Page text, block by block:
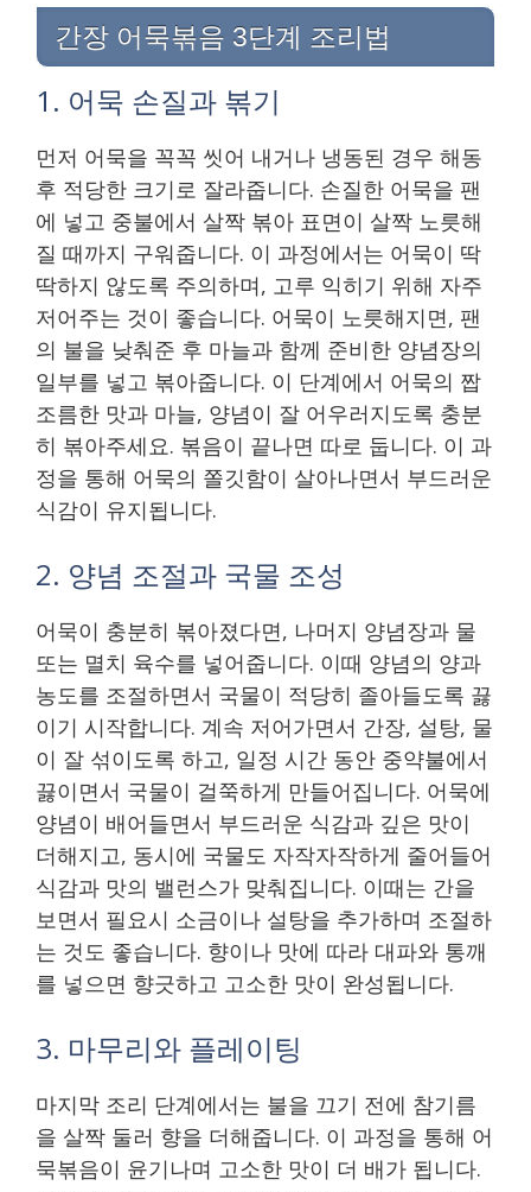
간장 어묵볶음 3단계 조리법
1. 어묵 손질과 볶기
먼저 어묵을 꼭꼭 씻어 내거나 냉동된 경우 해동
후 적당한 크기로 잘라줍니다. 손질한 어묵을 팬
에 넣고 중불에서 살짝 볶아 표면이 살짝 노릇해
질 때까지 구워줍니다. 이 과정에서는 어묵이 딱
딱하지 않도록 주의하며, 고루 익히기 위해 자주
저어주는 것이 좋습니다. 어묵이 노릇해지면, 팬
의 불을 낮춰준 후 마늘과 함께 준비한 양념장의
일부를 넣고 볶아줍니다. 이 단계에서 어묵의 짭
조름한 맛과 마늘, 양념이 잘 어우러지도록 충분
히 볶아주세요. 볶음이 끝나면 따로 둡니다. 이 과
정을 통해 어묵의 쫄깃함이 살아나면서 부드러운
식감이 유지됩니다.
2. 양념 조절과 국물 조성
어묵이 충분히 볶아졌다면, 나머지 양념장과 물
또는 멸치 육수를 넣어줍니다. 이때 양념의 양과
농도를 조절하면서 국물이 적당히 졸아들도록 끓
이기 시작합니다. 계속 저어가면서 간장, 설탕, 물
이 잘 섞이도록 하고, 일정 시간 동안 중약불에서
끓이면서 국물이 걸쭉하게 만들어집니다. 어묵에
양념이 배어들면서 부드러운 식감과 깊은 맛이
더해지고, 동시에 국물도 자작자작하게 줄어들어
식감과 맛의 밸런스가 맞춰집니다. 이때는 간을
보면서 필요시 소금이나 설탕을 추가하며 조절하
는 것도 좋습니다. 향이나 맛에 따라 대파와 통깨
를 넣으면 향긋하고 고소한 맛이 완성됩니다.
3. 마무리와 플레이팅
마지막 조리 단계에서는 불을 끄기 전에 참기름
을 살짝 둘러 향을 더해줍니다. 이 과정을 통해 어
묵볶음이 윤기나며 고소한 맛이 더 배가 됩니다.